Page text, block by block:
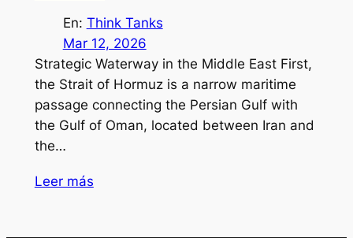
En: Think Tanks
Mar 12, 2026
Strategic Waterway in the Middle East First,
the Strait of Hormuz is a narrow maritime
passage connecting the Persian Gulf with
the Gulf of Oman, located between Iran and
the…
Leer más